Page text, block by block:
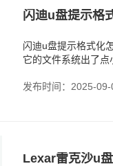
闪迪u盘提示格
闪迪u盘提示格式化
它的文件系统出了
发布时间：2025-09-